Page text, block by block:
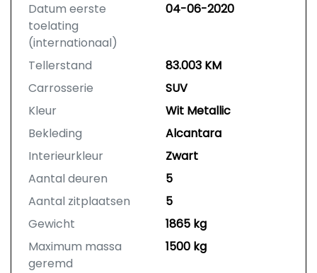
Datum eerste
toelating
(internationaal)
04-06-2020
Tellerstand
83.003 KM
Carrosserie
SUV
Kleur
Wit Metallic
Bekleding
Alcantara
Interieurkleur
Zwart
Aantal deuren
5
Aantal zitplaatsen
5
Gewicht
1865 kg
Maximum massa
geremd
1500 kg